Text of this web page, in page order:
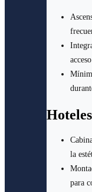
acceso
la
para